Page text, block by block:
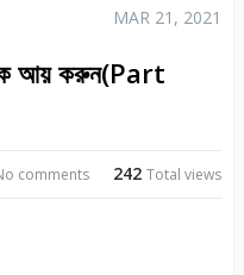
MAR 21, 2021
আয় করুন(Part
242Total views
comments